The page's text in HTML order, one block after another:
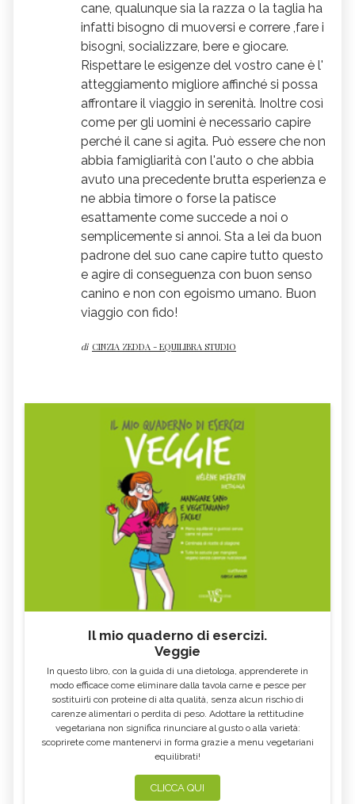
cane, qualunque sia la razza o la taglia ha
infatti bisogno di muoversi e correre ,fare i
bisogni, socializzare, bere e giocare.
Rispettare le esigenze del vostro cane è l'
atteggiamento migliore affinché si possa
affrontare il viaggio in serenità. Inoltre così
come per gli uomini è necessario capire
perché il cane si agita. Può essere che non
abbia famigliarità con l'auto o che abbia
avuto una precedente brutta esperienza e
ne abbia timore o forse la patisce
esattamente come succede a noi o
semplicemente si annoi. Sta a lei da buon
padrone del suo cane capire tutto questo
e agire di conseguenza con buon senso
canino e non con egoismo umano. Buon
viaggio con fido!
di CINZIA ZEDDA - EQUILIBRA STUDIO
Il mio quaderno di esercizi.
Veggie
In questo libro, con la guida di una dietologa, apprenderete in
modo efficace come eliminare dalla tavola carne e pesce per
sostituirli con proteine di alta qualità, senza alcun rischio di
carenze alimentari o perdita di peso. Adottare la rettitudine
vegetariana non significa rinunciare al gusto o alla varietà:
scoprirete come mantenervi in forma grazie a menu vegetariani
equilibrati!
CLICCA QUI